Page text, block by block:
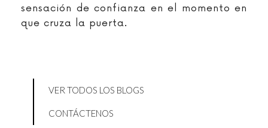
sensación de confianza en el momento en
que cruza la puerta.
VER TODOS LOS BLOGS
CONTÁCTENOS